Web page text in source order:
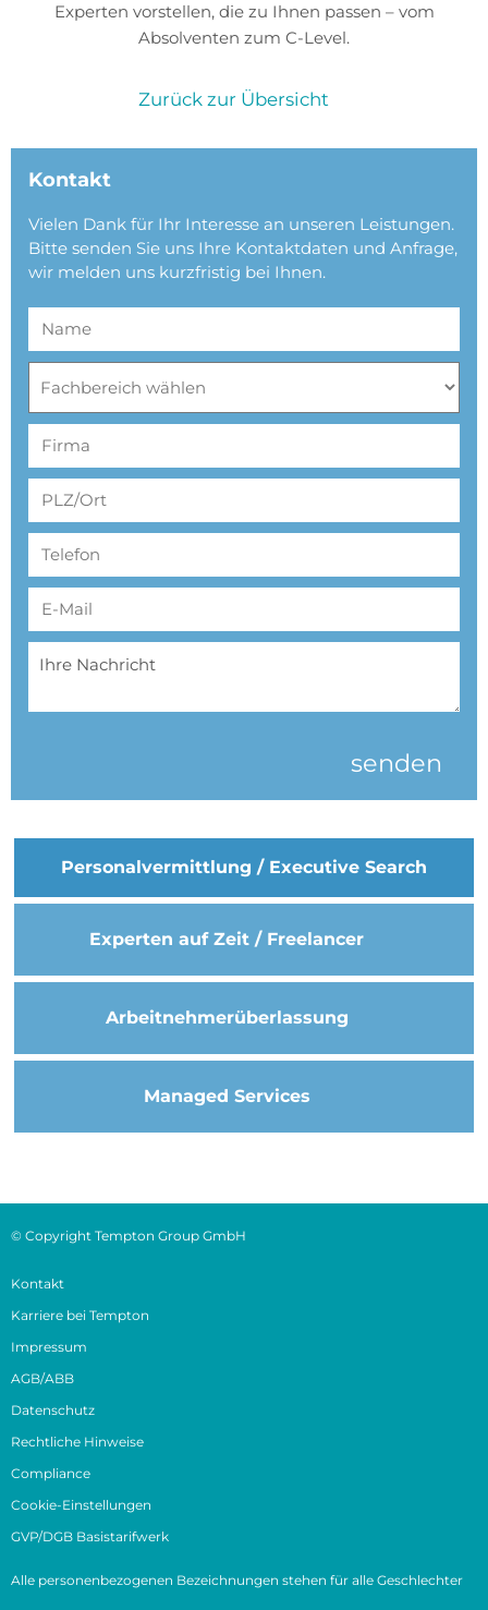
Experten vorstellen, die zu Ihnen passen – vom
Absolventen zum C-Level.
Zurück zur Übersicht
Kontakt
Vielen Dank für Ihr Interesse an unseren Leistungen.
Bitte senden Sie uns Ihre Kontaktdaten und Anfrage,
wir melden uns kurzfristig bei Ihnen.
senden
Personal­vermittlung / Executive Search
Experten auf Zeit / Freelancer
Arbeitnehmer­überlassung
Managed Services
© Copyright Tempton Group GmbH
Kontakt
Karriere bei Tempton
Impressum
AGB/ABB
Datenschutz
Rechtliche Hinweise
Compliance
Cookie-Einstellungen
GVP/DGB Basistarifwerk
Alle personenbezogenen Bezeichnungen stehen für alle Geschlechter